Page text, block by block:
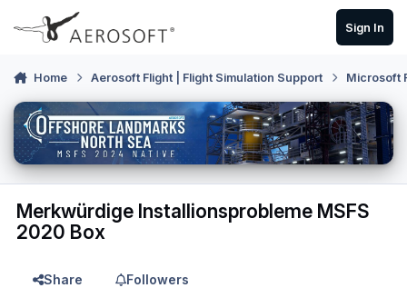
Skip to content
Sign In
Home Aerosoft Flight | Flight Simulation Support Microsoft
Merkwürdige Installionsprobleme MSFS
2020 Box
Share
Followers